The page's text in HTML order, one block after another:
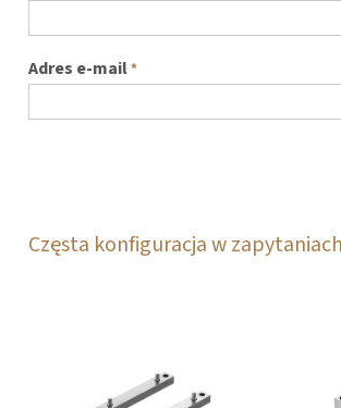
Adres e-mail*
Częsta konfiguracja w